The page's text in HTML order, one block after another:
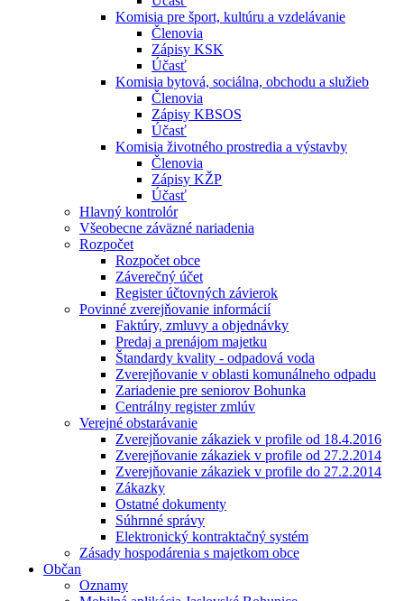
Komisia pre šport, kultúru a vzdelávanie
Členovia
Zápisy KSK
Účasť
Komisia bytová, sociálna, obchodu a služieb
Členovia
Zápisy KBSOS
Účasť
Komisia životného prostredia a výstavby
Členovia
Zápisy KŽP
Účasť
Hlavný kontrolór
Všeobecne záväzné nariadenia
Rozpočet
Rozpočet obce
Záverečný účet
Register účtovných závierok
Povinné zverejňovanie informácií
Faktúry, zmluvy a objednávky
Predaj a prenájom majetku
Štandardy kvality - odpadová voda
Zverejňovanie v oblasti komunálneho odpadu
Zariadenie pre seniorov Bohunka
Centrálny register zmlúv
Verejné obstarávanie
Zverejňovanie zákaziek v profile od 18.4.2016
Zverejňovanie zákaziek v profile od 27.2.2014
Zverejňovanie zákaziek v profile do 27.2.2014
Zákazky
Ostatné dokumenty
Súhrnné správy
Elektronický kontraktačný systém
Zásady hospodárenia s majetkom obce
Občan
Oznamy